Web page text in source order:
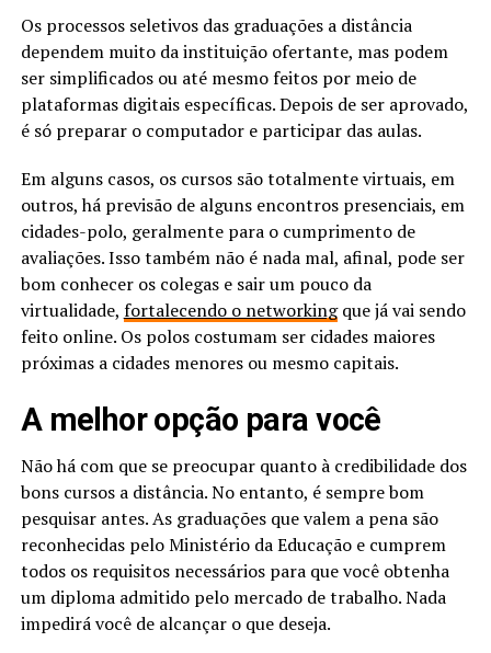
Os processos seletivos das graduações a distância
dependem muito da instituição ofertante, mas podem
ser simplificados ou até mesmo feitos por meio de
plataformas digitais específicas. Depois de ser aprovado,
é só preparar o computador e participar das aulas.
Em alguns casos, os cursos são totalmente virtuais, em
outros, há previsão de alguns encontros presenciais, em
cidades-polo, geralmente para o cumprimento de
avaliações. Isso também não é nada mal, afinal, pode ser
bom conhecer os colegas e sair um pouco da
virtualidade, fortalecendo o networkingque já vai sendo
feito online. Os polos costumam ser cidades maiores
próximas a cidades menores ou mesmo capitais.
A melhor opção para você
Não há com que se preocupar quanto à credibilidade dos
bons cursos a distância. No entanto, é sempre bom
pesquisar antes. As graduações que valem a pena são
reconhecidas pelo Ministério da Educação e cumprem
todos os requisitos necessários para que você obtenha
um diploma admitido pelo mercado de trabalho. Nada
impedirá você de alcançar o que deseja.